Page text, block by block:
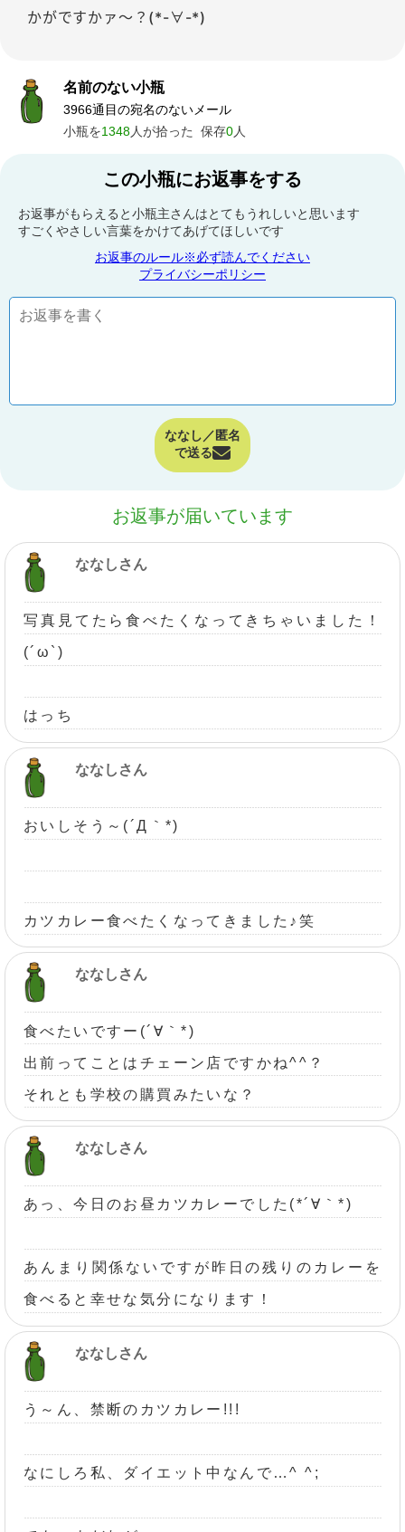
かがですかァ～？(*-∀-*)
名前のない小瓶
3966通目の宛名のないメール
小瓶を1348 人が拾った 保存0 人
この小瓶にお返事をする
お返事がもらえると小瓶主さんはとてもうれしいと思います
すごくやさしい言葉をかけてあげてほしいです
お返事のルール※必ず読んでください
プライバシーポリシー
ななし／匿名
で送る
お返事が届いています
ななしさん
写真見てたら食べたくなってきちゃいました！
(´ω`)
はっち
ななしさん
おいしそう～(´Д｀*)
カツカレー食べたくなってきました♪笑
ななしさん
食べたいですー(´∀｀*)
出前ってことはチェーン店ですかね^^？
それとも学校の購買みたいな？
ななしさん
あっ、今日のお昼カツカレーでした(*´∀｀*)
あんまり関係ないですが昨日の残りのカレーを
食べると幸せな気分になります！
ななしさん
う～ん、禁断のカツカレー!!!
なにしろ私、ダイエット中なんで…^ ^;